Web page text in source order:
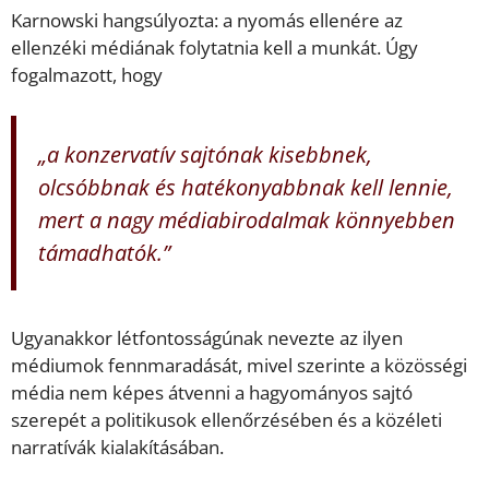
Karnowski hangsúlyozta: a nyomás ellenére az
ellenzéki médiának folytatnia kell a munkát. Úgy
fogalmazott, hogy
„a konzervatív sajtónak kisebbnek,
olcsóbbnak és hatékonyabbnak kell lennie,
mert a nagy médiabirodalmak könnyebben
támadhatók.”
Ugyanakkor létfontosságúnak nevezte az ilyen
médiumok fennmaradását, mivel szerinte a közösségi
média nem képes átvenni a hagyományos sajtó
szerepét a politikusok ellenőrzésében és a közéleti
narratívák kialakításában.